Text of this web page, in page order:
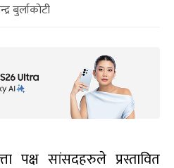
बुर्लाकोटी
पक्ष सांसदहरुले प्रस्तावित